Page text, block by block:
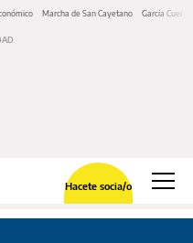
Marcha de San Cayetano García Cuerva
Hacete socia/o